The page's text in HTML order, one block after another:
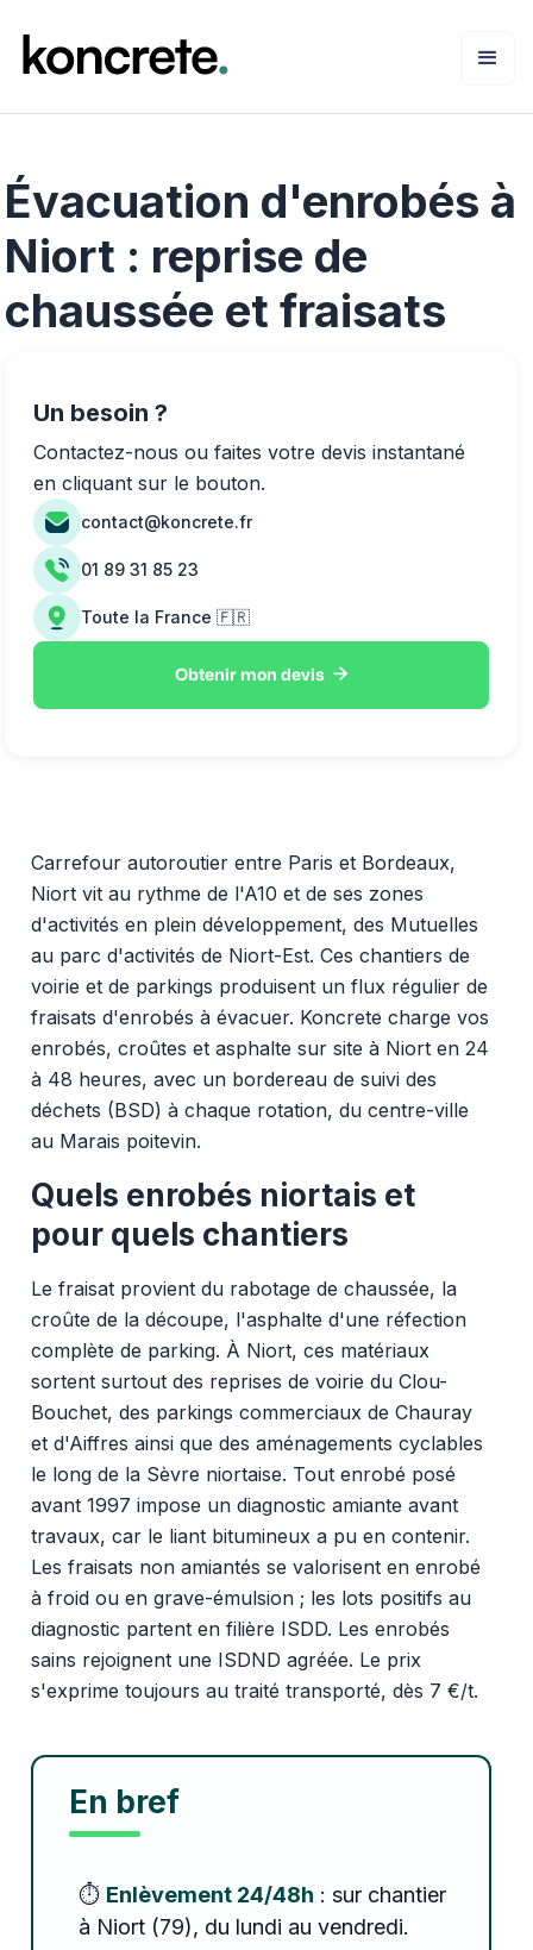
Évacuation d'enrobés à
Niort : reprise de
chaussée et fraisats
Carrefour autoroutier entre Paris et Bordeaux,
Niort vit au rythme de l'A10 et de ses zones
d'activités en plein développement, des Mutuelles
au parc d'activités de Niort-Est. Ces chantiers de
voirie et de parkings produisent un flux régulier de
fraisats d'enrobés à évacuer. Koncrete charge vos
enrobés, croûtes et asphalte sur site à Niort en 24
à 48 heures, avec un bordereau de suivi des
déchets (BSD) à chaque rotation, du centre-ville
au Marais poitevin.
Quels enrobés niortais et
pour quels chantiers
Le fraisat provient du rabotage de chaussée, la
croûte de la découpe, l'asphalte d'une réfection
complète de parking. À Niort, ces matériaux
sortent surtout des reprises de voirie du Clou-
Bouchet, des parkings commerciaux de Chauray
et d'Aiffres ainsi que des aménagements cyclables
le long de la Sèvre niortaise. Tout enrobé posé
avant 1997 impose un diagnostic amiante avant
travaux, car le liant bitumineux a pu en contenir.
Les fraisats non amiantés se valorisent en enrobé
à froid ou en grave-émulsion ; les lots positifs au
diagnostic partent en filière ISDD. Les enrobés
sains rejoignent une ISDND agréée. Le prix
s'exprime toujours au traité transporté, dès 7 €/t.
En bref
⏱️ Enlèvement 24/48h : sur chantier
à Niort (79), du lundi au vendredi.
Un besoin ?
Contactez-nous ou faites votre devis instantané
en cliquant sur le bouton.
contact@koncrete.fr
01 89 31 85 23
Toute la France 🇫🇷
Obtenir mon devis 